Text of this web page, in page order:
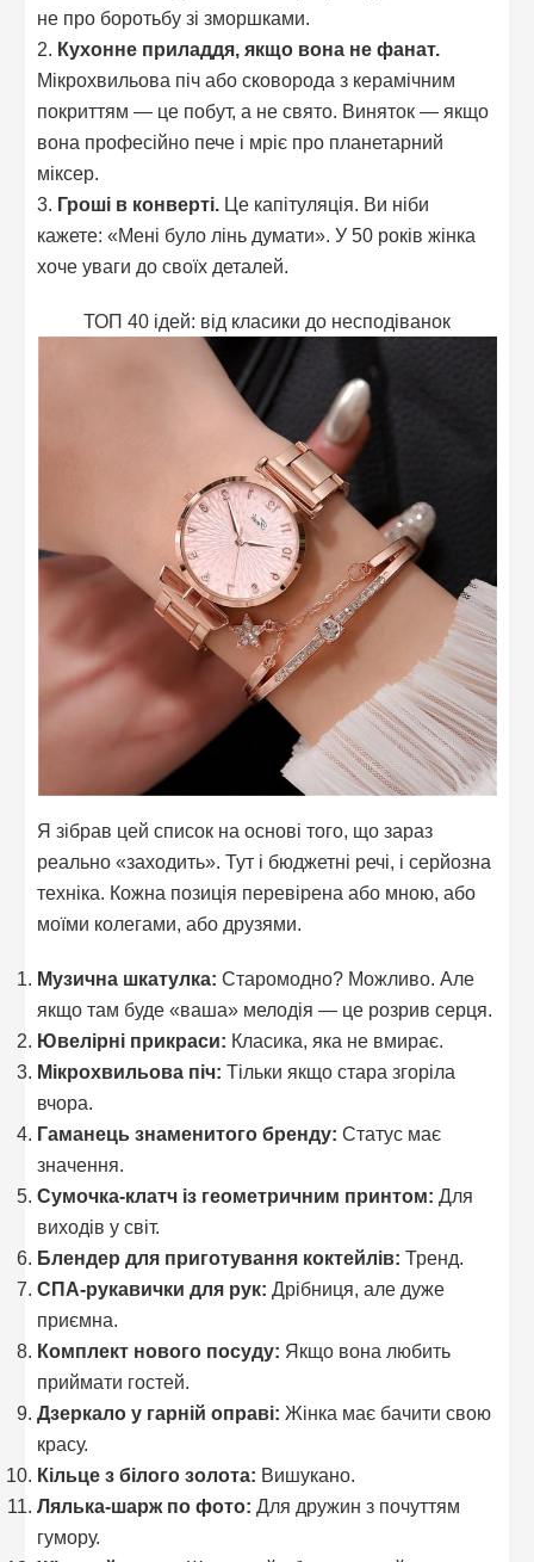
не про боротьбу зі зморшками.
2. Кухонне приладдя, якщо вона не фанат.
Мікрохвильова піч або сковорода з керамічним
покриттям — це побут, а не свято. Виняток — якщо
вона професійно пече і мріє про планетарний
міксер.
3. Гроші в конверті. Це капітуляція. Ви ніби
кажете: «Мені було лінь думати». У 50 років жінка
хоче уваги до своїх деталей.
ТОП 40 ідей: від класики до несподіванок
Я зібрав цей список на основі того, що зараз
реально «заходить». Тут і бюджетні речі, і серйозна
техніка. Кожна позиція перевірена або мною, або
моїми колегами, або друзями.
Музична шкатулка: Старомодно? Можливо. Але
якщо там буде «ваша» мелодія — це розрив серця.
Ювелірні прикраси: Класика, яка не вмирає.
Мікрохвильова піч: Тільки якщо стара згоріла
вчора.
Гаманець знаменитого бренду: Статус має
значення.
Сумочка-клатч із геометричним принтом: Для
виходів у світ.
Блендер для приготування коктейлів: Тренд.
СПА-рукавички для рук: Дрібниця, але дуже
приємна.
Комплект нового посуду: Якщо вона любить
приймати гостей.
Дзеркало у гарній оправі: Жінка має бачити свою
красу.
Кільце з білого золота: Вишукано.
Лялька-шарж по фото: Для дружин з почуттям
гумору.